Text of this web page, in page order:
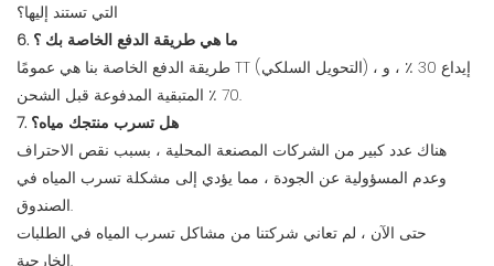
التي تستند إليها؟
6. ما هي طريقة الدفع الخاصة بك ؟
طريقة الدفع الخاصة بنا هي عمومًا TT (التحويل السلكي) ، إيداع 30 ٪ ، و
70 ٪ المتبقية المدفوعة قبل الشحن.
7. هل تسرب منتجك مياه؟
هناك عدد كبير من الشركات المصنعة المحلية ، بسبب نقص الاحتراف
وعدم المسؤولية عن الجودة ، مما يؤدي إلى مشكلة تسرب المياه في
الصندوق.
حتى الآن ، لم تعاني شركتنا من مشاكل تسرب المياه في الطلبات
الخارجية.